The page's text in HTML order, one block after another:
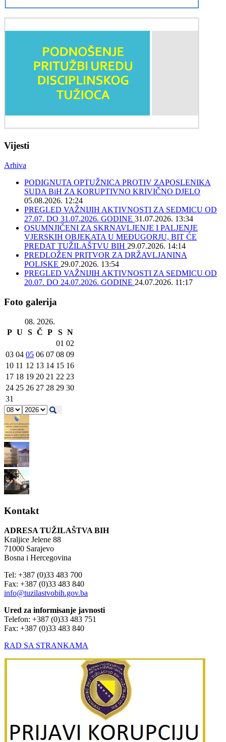
Vijesti
Arhiva
PODIGNUTA OPTUŽNICA PROTIV ZAPOSLENIKA
SUDA BiH ZA KORUPTIVNO KRIVIČNO DJELO
05.08.2026. 12:24
PREGLED VAŽNIJIH AKTIVNOSTI ZA SEDMICU OD
27.07. DO 31.07.2026. GODINE 31.07.2026. 13:34
OSUMNJIČENI ZA SKRNAVLJENJE I PALJENJE
VJERSKIH OBJEKATA U MEĐUGORJU, BIT ĆE
PREDAT TUŽILAŠTVU BIH 29.07.2026. 14:14
PREDLOŽEN PRITVOR ZA DRŽAVLJANINA
POLJSKE 29.07.2026. 13:54
PREGLED VAŽNIJIH AKTIVNOSTI ZA SEDMICU OD
20.07. DO 24.07.2026. GODINE 24.07.2026. 11:17
Foto galerija
08. 2026.
P U S Č P S N
01 02
03 04 05 06 07 08 09
10 11 12 13 14 15 16
17 18 19 20 21 22 23
24 25 26 27 28 29 30
31
Kontakt
ADRESA TUŽILAŠTVA BIH
Kraljice Jelene 88
71000 Sarajevo
Bosna i Hercegovina
Tel: +387 (0)33 483 700
Fax: +387 (0)33 483 840
info@tuzilastvobih.gov.ba
Ured za informisanje javnosti
Telefon: +387 (0)33 483 751
Fax: +387 (0)33 483 840
RAD SA STRANKAMA